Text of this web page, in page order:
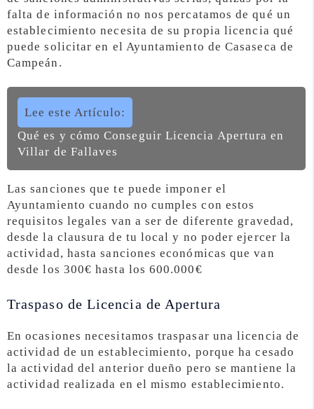
falta de información no nos percatamos de qué un
establecimiento necesita de su propia licencia qué
puede solicitar en el Ayuntamiento de Casaseca de
Campeán.
Lee este Artículo:
Qué es y cómo Conseguir Licencia Apertura en
Villar de Fallaves
Las sanciones que te puede imponer el
Ayuntamiento cuando no cumples con estos
requisitos legales van a ser de diferente gravedad,
desde la clausura de tu local y no poder ejercer la
actividad, hasta sanciones económicas que van
desde los 300€ hasta los 600.000€
Traspaso de Licencia de Apertura
En ocasiones necesitamos traspasar una licencia de
actividad de un establecimiento, porque ha cesado
la actividad del anterior dueño pero se mantiene la
actividad realizada en el mismo establecimiento.